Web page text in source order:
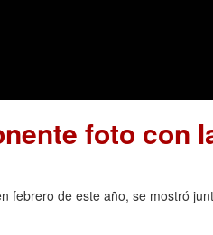
foto con
febrero de este año, se mostró